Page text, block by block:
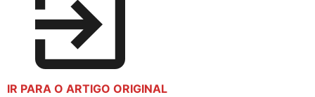
IR PARA O ARTIGO ORIGINAL